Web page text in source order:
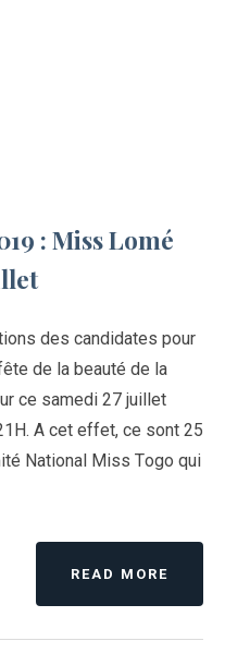
: Miss Lomé
des candidates pour
de la beauté de la
ce samedi 27 juillet
A cet effet, ce sont 25
National Miss Togo qui
READ MORE